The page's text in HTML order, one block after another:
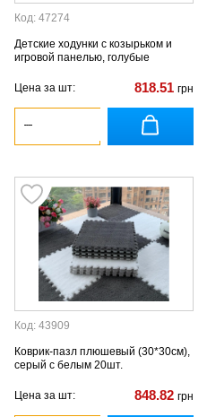
Код: 47274
Детские ходунки с козырьком и
игровой панелью, голубые
Цена за шт: 818.51 грн
Код: 43909
Коврик-пазл плюшевый (30*30см),
серый с белым 20шт.
Цена за шт: 848.82 грн